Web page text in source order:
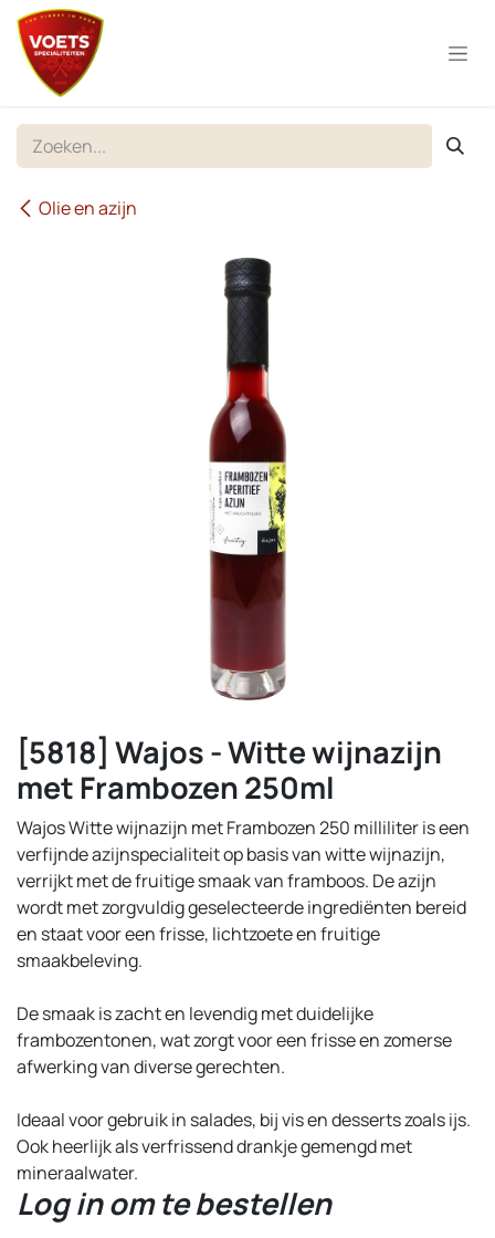
Overslaan naar inhoud
Olie en azijn
[5818] Wajos - Witte wijnazijn
met Frambozen 250ml
Wajos Witte wijnazijn met Frambozen 250 milliliter is een
verfijnde azijnspecialiteit op basis van witte wijnazijn,
verrijkt met de fruitige smaak van framboos. De azijn
wordt met zorgvuldig geselecteerde ingrediënten bereid
en staat voor een frisse, lichtzoete en fruitige
smaakbeleving.
De smaak is zacht en levendig met duidelijke
frambozentonen, wat zorgt voor een frisse en zomerse
afwerking van diverse gerechten.
Ideaal voor gebruik in salades, bij vis en desserts zoals ijs.
Ook heerlijk als verfrissend drankje gemengd met
mineraalwater.
Log in om te bestellen